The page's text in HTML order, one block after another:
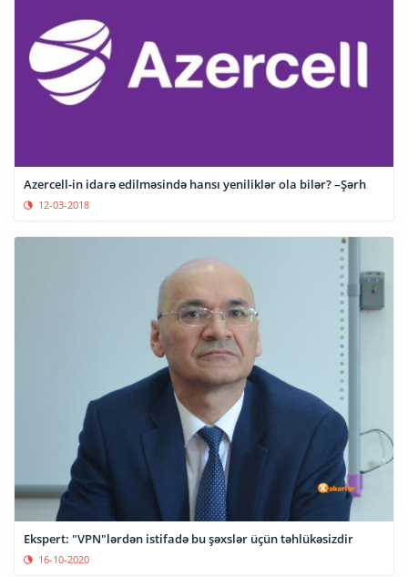
Azercell-in idarə edilməsində hansı yeniliklər ola bilər? –Şərh
12-03-2018
Ekspert: "VPN"lərdən istifadə bu şəxslər üçün təhlükəsizdir
16-10-2020